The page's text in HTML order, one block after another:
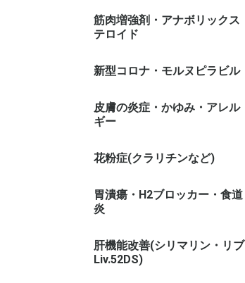
筋肉増強剤・アナボリックス
テロイド
新型コロナ・モルヌピラビル
皮膚の炎症・かゆみ・アレル
ギー
花粉症(クラリチンなど)
胃潰瘍・H2ブロッカー・食道
炎
肝機能改善(シリマリン・リブ
Liv.52DS)